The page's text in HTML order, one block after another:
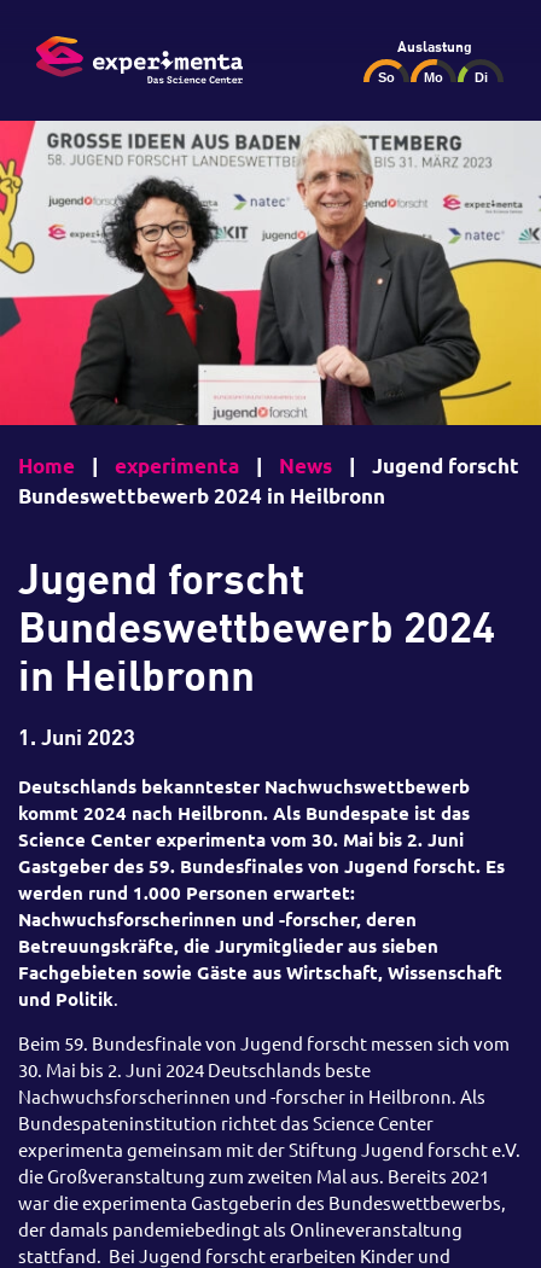
Auslastung
Home | experimenta | News |
Jugend forscht
Bundeswettbewerb 2024 in Heilbronn
Jugend forscht
Bundeswettbewerb 2024
in Heilbronn
1. Juni 2023
Deutschlands bekanntester Nachwuchswettbewerb
kommt 2024 nach Heilbronn. Als Bundespate ist das
Science Center experimenta vom 30. Mai bis 2. Juni
Gastgeber des 59. Bundesfinales von Jugend forscht. Es
werden rund 1.000 Personen erwartet:
Nachwuchsforscherinnen und -forscher, deren
Betreuungskräfte, die Jurymitglieder aus sieben
Fachgebieten sowie Gäste aus Wirtschaft, Wissenschaft
und Politik.
Beim 59. Bundesfinale von Jugend forscht messen sich vom
30. Mai bis 2. Juni 2024 Deutschlands beste
Nachwuchsforscherinnen und -forscher in Heilbronn. Als
Bundespateninstitution richtet das Science Center
experimenta gemeinsam mit der Stiftung Jugend forscht e.V.
die Großveranstaltung zum zweiten Mal aus. Bereits 2021
war die experimenta Gastgeberin des Bundeswettbewerbs,
der damals pandemiebedingt als Onlineveranstaltung
stattfand. Bei Jugend forscht erarbeiten Kinder und